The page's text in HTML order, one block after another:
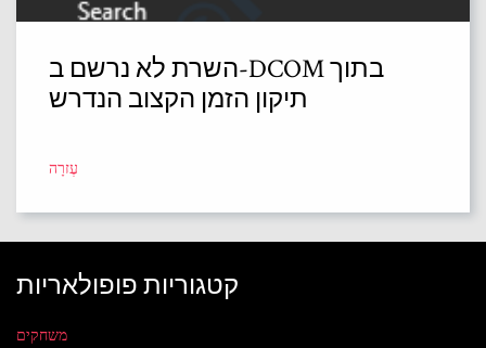
השרת לא נרשם ב-DCOM בתוך
תיקון הזמן הקצוב הנדרש
עֶזרָה
קטגוריות פופולאריות
משחקים